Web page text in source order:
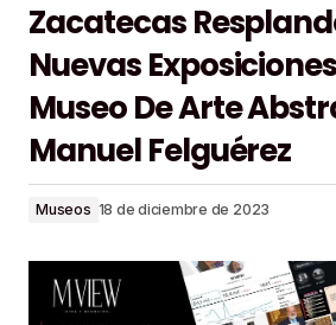
Zacatecas
Nuevas
Museo De Arte
Manuel Felguérez
Museos 18 de diciembre de 2023